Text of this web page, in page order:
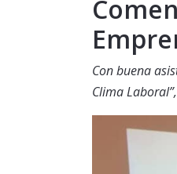
Con buena
Clima